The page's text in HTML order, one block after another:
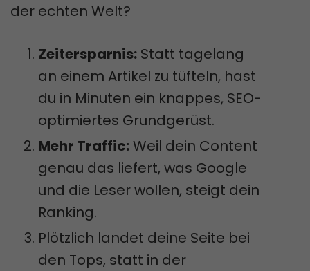
der echten Welt?
Zeitersparnis: Statt tagelang
an einem Artikel zu tüfteln, hast
du in Minuten ein knappes, SEO-
optimiertes Grundgerüst.
Mehr Traffic:Weil dein Content
genau das liefert, was Google
und die Leser wollen, steigt dein
Ranking.
Plötzlich landet deine Seite bei
den Tops, statt in der